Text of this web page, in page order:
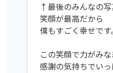
↑最後のみんなの
笑顔が最高だから
僕もすごく幸せです。
この笑顔で力がみ
感謝の気持ちでいっ